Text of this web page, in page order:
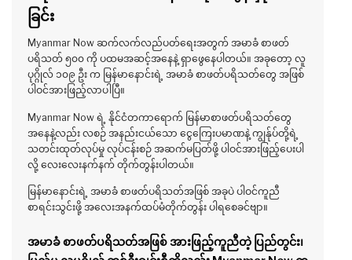
ခြင်း
Myanmar Now ဆက်လက်လည်ပတ်ရေးအတွက် အမာခံ စာဖတ်
ပရိသတ် ၅၀၀ ကို ပထမအဆင့်အနေနဲ့ ရှာဖွေနေပါတယ်။ အခုတော့ လူ
ပုဂ္ဂိုလ် ၁၀၉ ဦး က မြန်မာနောင်းရဲ့ အမာခံ စာဖတ်ပရိသတ်တွေ အဖြစ်
ပါဝင်အားဖြည့်လာပါပြီ။
Myanmar Now ရဲ့ နိုင်ငံတကာရောက် မြန်မာစာဖတ်ပရိသတ်တွေ
အနေနဲ့လည်း လစဉ် အနည်းငယ်သော ငွေကြေးပမာဏနဲ့ ကျွန်ုပ်တို့ရဲ့
သတင်းထုတ်လုပ်မှု လုပ်ငန်းစဉ် အဆက်မပြတ်ဖို့ ပါဝင်အားဖြည့်ပေးပါ
လို့ လေးလေးနက်နက် တိုက်တွန်းပါတယ်။
မြန်မာနောင်းရဲ့ အမာခံ စာဖတ်ပရိသတ်အဖြစ် အခုပဲ ပါဝင်ကူညီ
စာရင်းသွင်းဖို့ အလေးအနက်ထပ်မံတိုက်တွန်း ပါရစေခင်ဗျာ။
အမာခံ စာဖတ်ပရိသတ်အဖြစ် အားဖြည့်ကူညီတဲ့ ပြည်တွင်း၊